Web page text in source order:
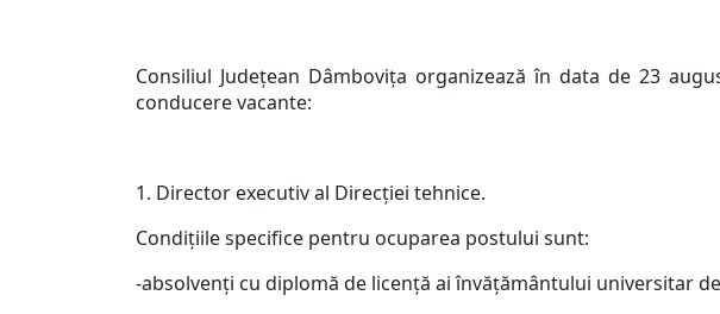
Consiliul Judeţean Dâmboviţa organizează în data de 23
conducere vacante:
1. Director executiv al Direcţiei tehnice.
Condiţiile specifice pentru ocuparea postului sunt:
-absolvenţi cu diplomă de licenţă ai învăţământului universitar